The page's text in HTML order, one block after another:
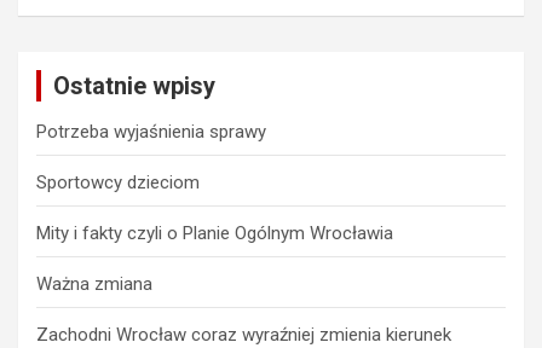
Ostatnie wpisy
Potrzeba wyjaśnienia sprawy
Sportowcy dzieciom
Mity i fakty czyli o Planie Ogólnym Wrocławia
Ważna zmiana
Zachodni Wrocław coraz wyraźniej zmienia kierunek